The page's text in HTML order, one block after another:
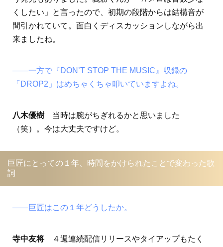
くしたい」と言ったので、初期の段階からは結構音が
間引かれていて。面白くディスカッションしながら出
来ましたね。
――一方で『DON’T STOP THE MUSIC』収録の
「DROP2」はめちゃくちゃ叩いていますよね。
八木優樹 当時は腕がちぎれるかと思いました
（笑）。今は大丈夫ですけど。
巨匠にとっての１年、時間をかけられたことで変わった歌
詞
――巨匠はこの１年どうしたか。
寺中友将
４週連続配信リリースやタイアップもたく